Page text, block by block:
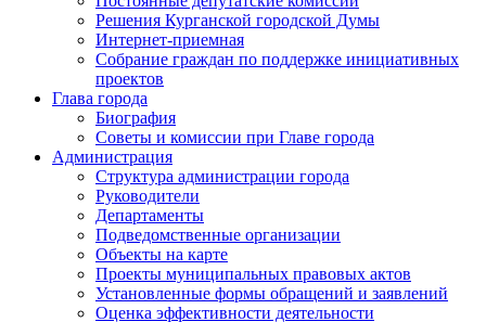
Решения Курганской городской Думы
Интернет-приемная
Собрание граждан по поддержке инициативных
проектов
Глава города
Биография
Советы и комиссии при Главе города
Администрация
Структура администрации города
Руководители
Департаменты
Подведомственные организации
Объекты на карте
Проекты муниципальных правовых актов
Установленные формы обращений и заявлений
Оценка эффективности деятельности